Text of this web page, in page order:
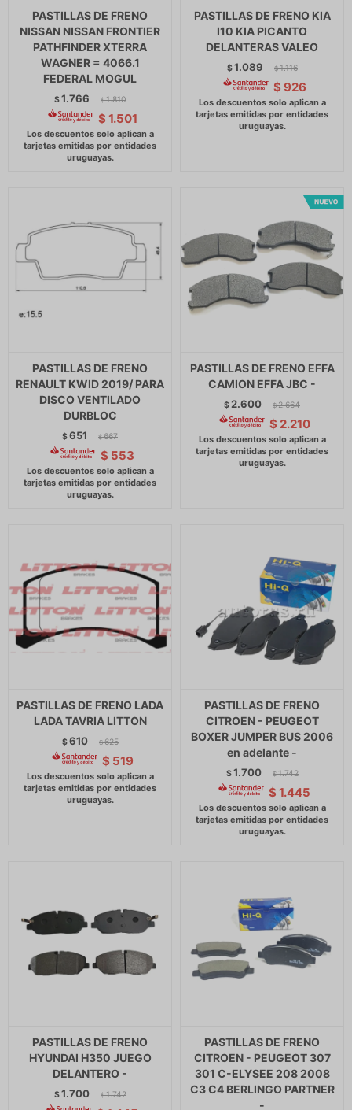
PASTILLAS DE FRENO
NISSAN NISSAN FRONTIER
PATHFINDER XTERRA
WAGNER = 4066.1
FEDERAL MOGUL
$1.766 $ 1.810
$ 1.501
PASTILLAS DE FRENO KIA
I10 KIA PICANTO
DELANTERAS VALEO
$1.089 $ 1.116
$ 926
PASTILLAS DE FRENO
RENAULT KWID 2019/ PARA
DISCO VENTILADO
DURBLOC
$651 $ 667
$ 553
PASTILLAS DE FRENO EFFA
CAMION EFFA JBC -
$ 2.600 $ 2.664
$ 2.210
PASTILLAS DE FRENO LADA
LADA TAVRIA LITTON
$610 $ 625
$ 519
PASTILLAS DE FRENO
CITROEN - PEUGEOT
BOXER JUMPER BUS 2006
en adelante -
$1.700 $ 1.742
$ 1.445
PASTILLAS DE FRENO
HYUNDAI H350 JUEGO
DELANTERO -
$1.700 $ 1.742
PASTILLAS DE FRENO
CITROEN - PEUGEOT 307
301 C-ELYSEE 208 2008
C3 C4 BERLINGO PARTNER
-